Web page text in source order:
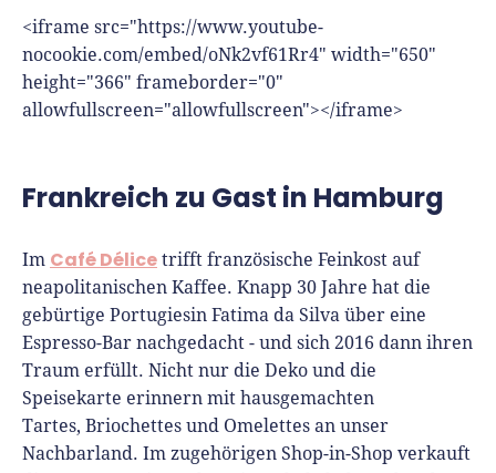
<iframe src="https://www.youtube-
nocookie.com/embed/oNk2vf61Rr4" width="650"
height="366" frameborder="0"
allowfullscreen="allowfullscreen"></iframe>
Frankreich zu Gast in Hamburg
Im Café Délice trifft französische Feinkost auf
neapolitanischen Kaffee. Knapp 30 Jahre hat die
gebürtige Portugiesin Fatima da Silva über eine
Espresso-Bar nachgedacht - und sich 2016 dann ihren
Traum erfüllt. Nicht nur die Deko und die
Speisekarte erinnern mit hausgemachten
Tartes, Briochettes und Omelettes an unser
Nachbarland. Im zugehörigen Shop-in-Shop verkauft